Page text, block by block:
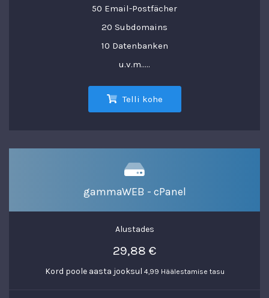
50 Email-Postfächer
20 Subdomains
10 Datenbanken
u.v.m.....
Telli kohe
gammaWEB - cPanel
Alustades
29,88 €
Kord poole aasta jooksul 4,99 Häälestamise tasu